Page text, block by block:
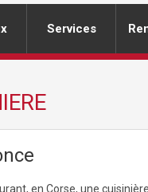
Services
en Corse, une